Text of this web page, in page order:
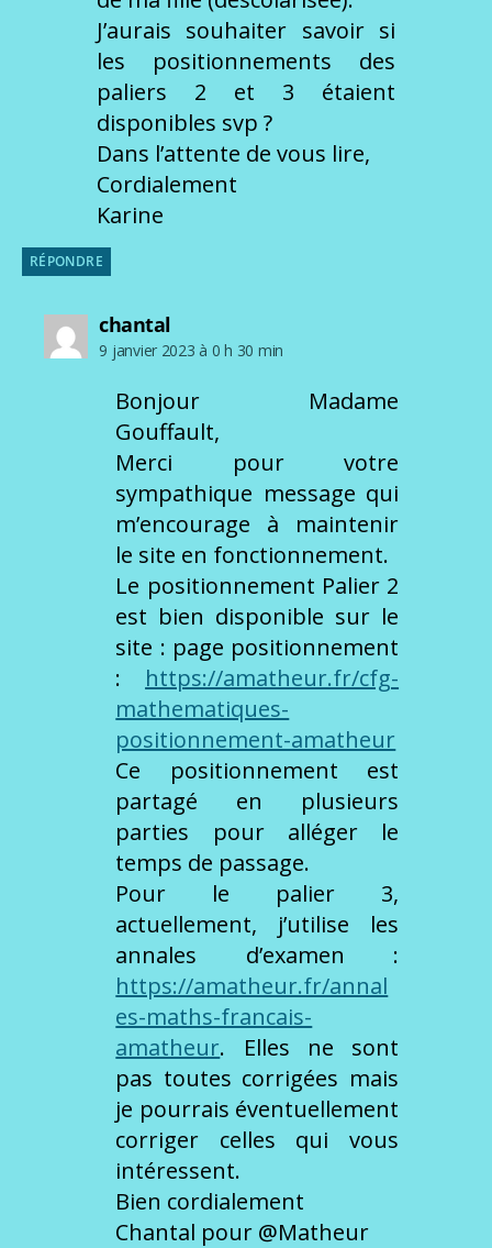
J’aurais souhaiter savoir si
les positionnements des
paliers 2 et 3 étaient
disponibles svp ?
Dans l’attente de vous lire,
Cordialement
Karine
RÉPONDRE
chantal
9 janvier 2023 à 0 h 30 min
Bonjour Madame
Gouffault,
Merci pour votre
sympathique message qui
m’encourage à maintenir
le site en fonctionnement.
Le positionnement Palier 2
est bien disponible sur le
site : page positionnement
: https://amatheur.fr/cfg-
mathematiques-
positionnement-amatheur
Ce positionnement est
partagé en plusieurs
parties pour alléger le
temps de passage.
Pour le palier 3,
actuellement, j’utilise les
annales d’examen :
https://amatheur.fr/annal
es-maths-francais-
amatheur. Elles ne sont
pas toutes corrigées mais
je pourrais éventuellement
corriger celles qui vous
intéressent.
Bien cordialement
Chantal pour @Matheur